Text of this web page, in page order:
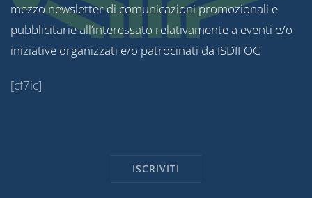
mezzo newsletter di comunicazioni promozionali e
pubblicitarie all’interessato relativamente a eventi e/o
iniziative organizzati e/o patrocinati da ISDIFOG
[cf7ic]